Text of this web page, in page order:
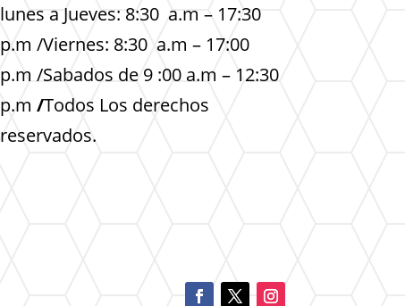
lunes a Jueves: 8:30 a.m – 17:30
p.m /Viernes: 8:30 a.m – 17:00
p.m /Sabados de 9 :00 a.m – 12:30
p.m /Todos Los derechos
reservados.